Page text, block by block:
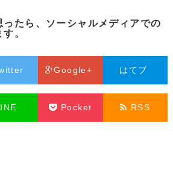
ったら、ソーシャルメディアでの
。
Google+ はてブ
Pocket RSS